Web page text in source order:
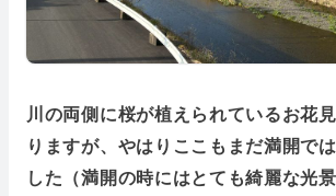
川の両側に桜が植えられているお花
りますが、やはりここもまだ満開で
した（満開の時にはとても綺麗な光